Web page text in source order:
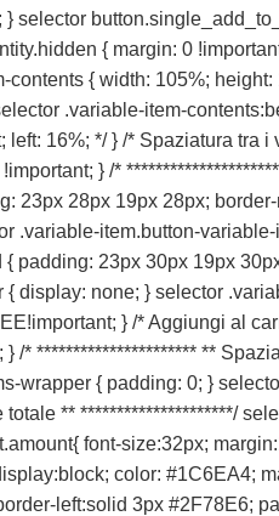
} selector
{ margin: 0
contents { width: 105%;
.variable-item-
left: 16%; */ } /* Spaziatura tra
!important; } /*
23px 28px 19px 28px;
.variable-item.button-
{ padding: 23px 30px 19px
{ display: none; } selector
} /* Aggiungi al
} /* ********************** **
wrapper { padding: 0; }
totale ** *********************/
font-size:32px;
color: #1C6EA4;
left:solid 3px #2F78E6;